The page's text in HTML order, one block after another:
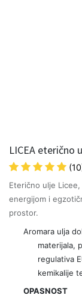
LICEA eterično
Eterično ulje
energijom i
prostor.
Aromara ulja
materijala,
regulativa
kemikalije
OPASNOST